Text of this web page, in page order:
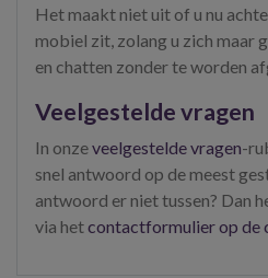
Het maakt niet uit of u nu
mobiel zit, zolang u zich maar
en chatten zonder te worden
Veelgestelde vragen
In onzeveelgestelde vragen-
snel antwoord op de meest
antwoord er niet tussen? Dan
via hetcontactformulier op de